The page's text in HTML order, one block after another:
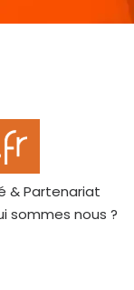
& Partenariat
sommes nous ?